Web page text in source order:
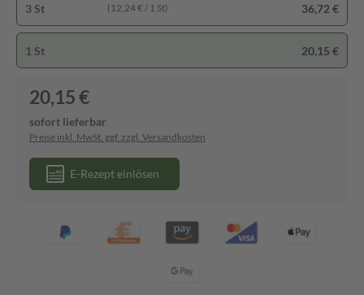
3 St (12,24 € / 1 St) 36,72 €
1 St 20,15 €
20,15 €
sofort lieferbar
Preise inkl. MwSt. ggf. zzgl. Versandkosten
E-Rezept einlösen